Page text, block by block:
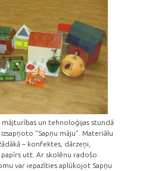
mājturības un tehnoloģijas stundā
“Sapņu māju”. Materiālu
– konfektes, dārzeņi,
papīrs utt. Ar skolēnu radošo
var iepazīties aplūkojot Sapņu